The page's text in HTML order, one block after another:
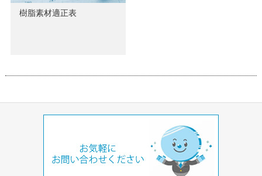
樹脂素材適正表